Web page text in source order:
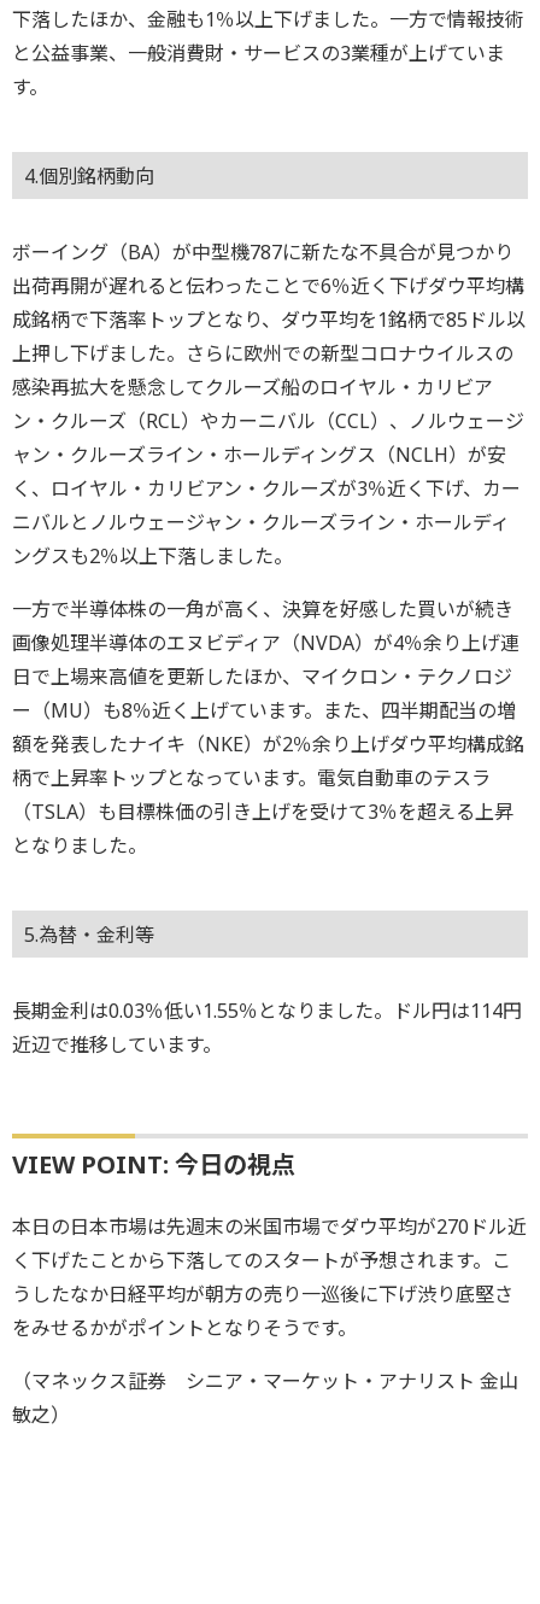
下落したほか、金融も1％以上下げました。一方で情報技術
と公益事業、一般消費財・サービスの3業種が上げていま
す。
4.個別銘柄動向
ボーイング（BA）が中型機787に新たな不具合が見つかり
出荷再開が遅れると伝わったことで6％近く下げダウ平均構
成銘柄で下落率トップとなり、ダウ平均を1銘柄で85ドル以
上押し下げました。さらに欧州での新型コロナウイルスの
感染再拡大を懸念してクルーズ船のロイヤル・カリビア
ン・クルーズ（RCL）やカーニバル（CCL）、ノルウェージ
ャン・クルーズライン・ホールディングス（NCLH）が安
く、ロイヤル・カリビアン・クルーズが3％近く下げ、カー
ニバルとノルウェージャン・クルーズライン・ホールディ
ングスも2％以上下落しました。
一方で半導体株の一角が高く、決算を好感した買いが続き
画像処理半導体のエヌビディア（NVDA）が4％余り上げ連
日で上場来高値を更新したほか、マイクロン・テクノロジ
ー（MU）も8％近く上げています。また、四半期配当の増
額を発表したナイキ（NKE）が2％余り上げダウ平均構成銘
柄で上昇率トップとなっています。電気自動車のテスラ
（TSLA）も目標株価の引き上げを受けて3％を超える上昇
となりました。
5.為替・金利等
長期金利は0.03％低い1.55％となりました。ドル円は114円
近辺で推移しています。
VIEW POINT: 今日の視点
本日の日本市場は先週末の米国市場でダウ平均が270ドル近
く下げたことから下落してのスタートが予想されます。こ
うしたなか日経平均が朝方の売り一巡後に下げ渋り底堅さ
をみせるかがポイントとなりそうです。
（マネックス証券 シニア・マーケット・アナリスト 金山
敏之）